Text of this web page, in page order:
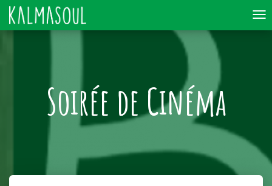
Soirée de Cinéma